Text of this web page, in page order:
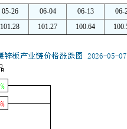
05-26 06-04 06-13 06-
101.28 101.27 100.64